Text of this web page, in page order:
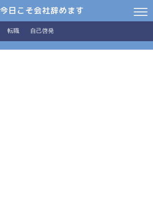
今日こそ会社辞めます
転職 自己啓発